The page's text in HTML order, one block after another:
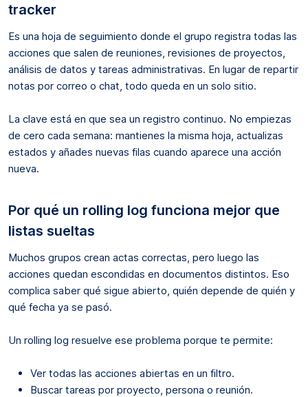
tracker
Es una hoja de seguimiento donde el grupo registra todas las
acciones que salen de reuniones, revisiones de proyectos,
análisis de datos y tareas administrativas. En lugar de repartir
notas por correo o chat, todo queda en un solo sitio.
La clave está en que sea un registro continuo. No empiezas
de cero cada semana: mantienes la misma hoja, actualizas
estados y añades nuevas filas cuando aparece una acción
nueva.
Por qué un rolling log funciona mejor que
listas sueltas
Muchos grupos crean actas correctas, pero luego las
acciones quedan escondidas en documentos distintos. Eso
complica saber qué sigue abierto, quién depende de quién y
qué fecha ya se pasó.
Un rolling log resuelve ese problema porque te permite:
Ver todas las acciones abiertas en un filtro.
Buscar tareas por proyecto, persona o reunión.